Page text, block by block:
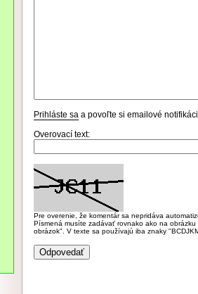
Prihláste sa a povoľte si emailové
Overovací text:
Pre overenie, že komentár sa nepridáva
Písmená musíte zadávať rovnako ako na
obrázok". V texte sa používajú iba znaky